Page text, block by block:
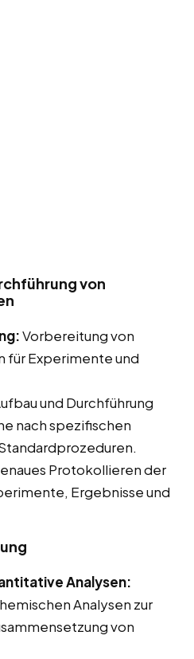
von
Vorbereitung von
für Experimente und
und Durchführung
nach spezifischen
Protokollieren der
Ergebnisse und
Analysen:
Analysen zur
von